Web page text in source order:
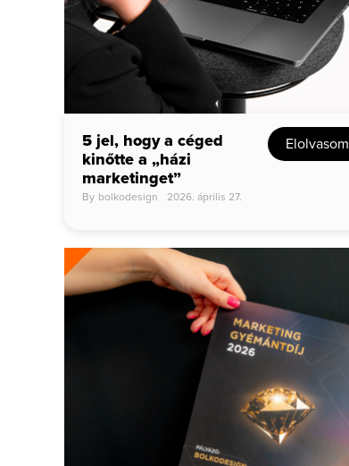
5 jel, hogy a céged
kinőtte a „házi
marketinget”
By bolkodesign 2026. április 27.
Elolvasom